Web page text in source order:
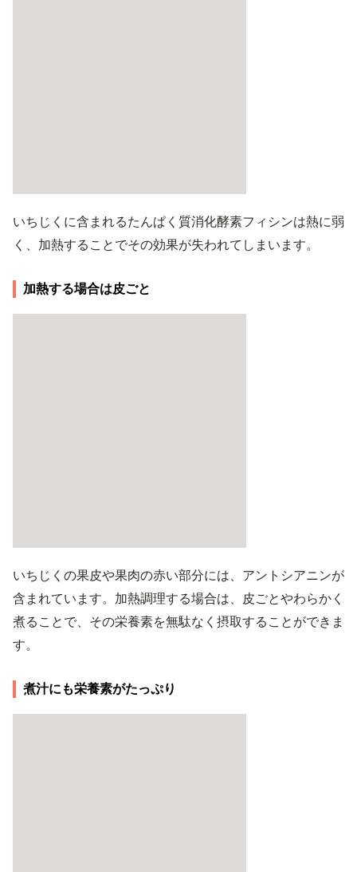
いちじくに含まれるたんぱく質消化酵素フィシンは熱に弱
く、加熱することでその効果が失われてしまいます。
加熱する場合は皮ごと
いちじくの果皮や果肉の赤い部分には、アントシアニンが
含まれています。加熱調理する場合は、皮ごとやわらかく
煮ることで、その栄養素を無駄なく摂取することができま
す。
煮汁にも栄養素がたっぷり